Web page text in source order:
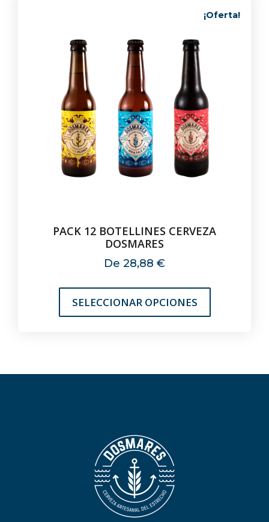
¡Oferta!
PACK 12 BOTELLINES CERVEZA
DOSMARES
De 28,88 €
SELECCIONAR OPCIONES